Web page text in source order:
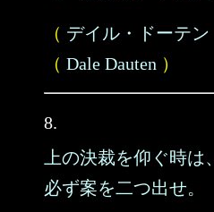
（ デイル・ドーテン
（ Dale Dauten ）
8.
上の決裁を仰ぐ時は、
必ず案を二つ出せ。